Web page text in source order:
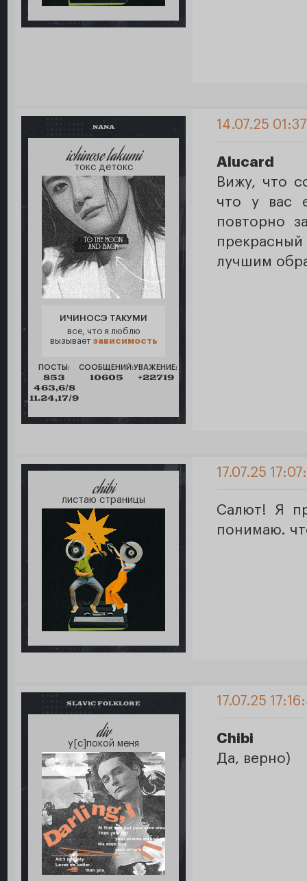
NANA
ichinose takumi
токс детокс
ИЧИНОСЭ ТАКУМИ
все, что я люблю
вызывает зависимость
ПОСТЫ:
853
463,6/8
11.24,17/9
СООБЩЕНИЙ:
10605
УВАЖЕНИЕ:
+22719
14.07.25
Alucard
Вижу, что
что у вас
повторно
лучшим
chibi
листаю страницы
17.07.25
Салют! Я
понимаю.
SLAVIC FOLKLORE
div
у[с]покой меня
17.07.25
Chibi
Да, верно)